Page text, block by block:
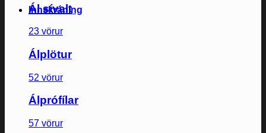
Innskráning
Ál sívalt
23 vörur
Álplötur
52 vörur
Álprófílar
57 vörur